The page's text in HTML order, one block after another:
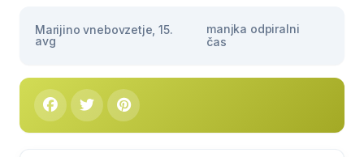
Marijino vnebovzetje, 15.
avg
manjka odpiralni
čas